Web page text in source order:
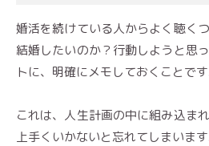
婚活を続けている人からよく聴く
結婚したいのか？行動しようと思
トに、明確にメモしておくことです
これは、人生計画の中に組み込ま
上手くいかないと忘れてしまいます